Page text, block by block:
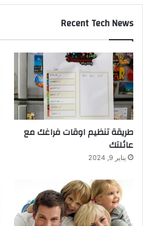
Recent Tech News
طريقة تنظيم اوقات فراغك مع
عائلتك
يناير 9, 2024